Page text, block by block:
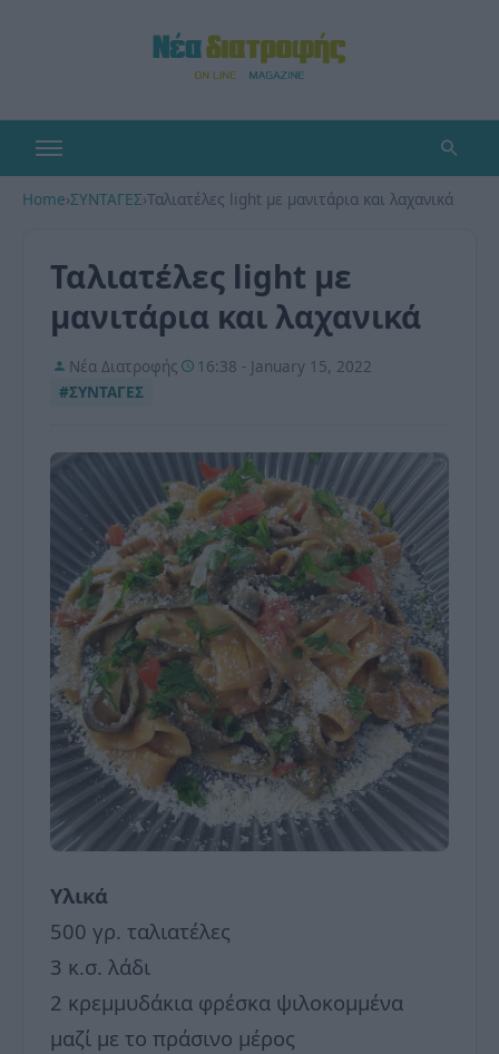
Home›ΣΥΝΤΑΓΕΣ›Ταλιατέλες light με μανιτάρια και λαχανικά
Ταλιατέλες light με
μανιτάρια και λαχανικά
Νέα Διατροφής
16:38 - January 15, 2022
#ΣΥΝΤΑΓΕΣ
Υλικά
500 γρ. ταλιατέλες
3 κ.σ. λάδι
2 κρεμμυδάκια φρέσκα ψιλοκομμένα
μαζί με το πράσινο μέρος